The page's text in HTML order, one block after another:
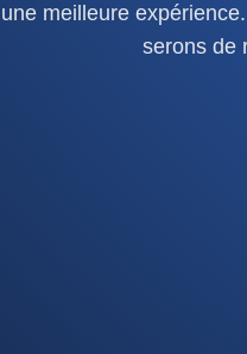
une meilleure
serons de